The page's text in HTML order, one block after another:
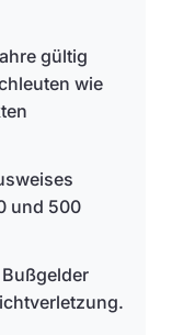
gültig
wie
und 500